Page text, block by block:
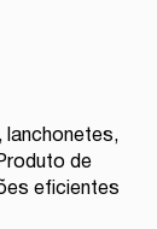
lanchonetes,
de
eficientes